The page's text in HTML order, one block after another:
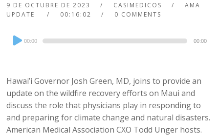
9 DE OCTUBRE DE 2023 CASIMEDICOS
AMA
UPDATE
00:16:02 0 COMMENTS
Audio
Player
00:00 00:00
Hawai’i Governor Josh Green, MD, joins to provide an
update on the wildfire recovery efforts on Maui and
discuss the role that physicians play in responding to
and preparing for climate change and natural disasters.
American Medical Association CXO Todd Unger hosts.